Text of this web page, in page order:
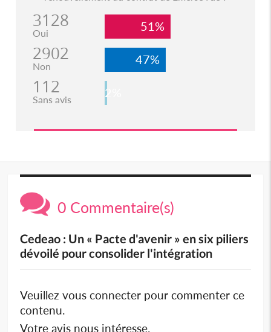
3128
Oui 51%
2902
Non 47%
112
Sans avis 2%
0 Commentaire(s)
Cedeao : Un « Pacte d'avenir » en six piliers
dévoilé pour consolider l'intégration
Veuillez vous connecter pour commenter ce
contenu.
Votre avis nous intéresse.